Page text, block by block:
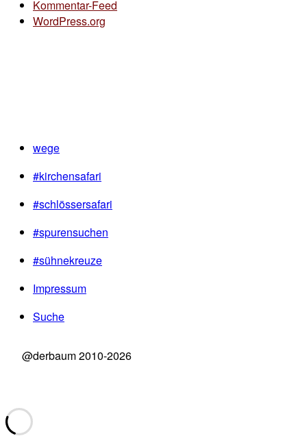
Kommentar-Feed
WordPress.org
wege
#kirchensafari
#schlössersafari
#spurensuchen
#sühnekreuze
Impressum
Suche
@derbaum 2010-2026